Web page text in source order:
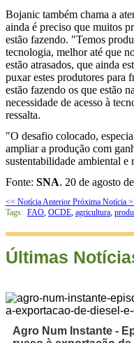
Bojanic também chama a
ainda é preciso que muitos
estão fazendo. "Temos
tecnologia, melhor até que
estão atrasados, que ainda
puxar estes produtores para
estão fazendo os que estão
necessidade de acesso à
ressalta.
"O desafio colocado,
ampliar a produção com
sustentabilidade ambiental e
Fonte: SNA. 20 de agosto
<< Notícia Anterior Próxima Notícia
Tags: FAO, OCDE, agricultura,
Últimas
Agro Num Instante -